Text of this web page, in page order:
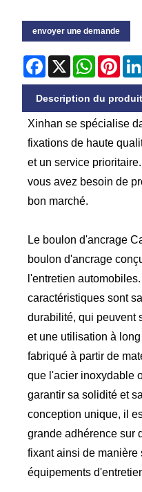
envoyer une demande
Facebook
X
Description du produit
Xinhan se spécialise
fixations de haute
et un service
vous avez besoin de
bon marché.
Le boulon d'ancrage
boulon d'ancrage
l'entretien
caractéristiques sont
durabilité, qui peuvent
et une utilisation à
fabriqué à partir de
que l'acier inoxydable
garantir sa solidité et
conception unique, il
grande adhérence sur
fixant ainsi de manière
équipements